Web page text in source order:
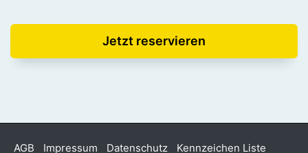
Jetzt reservieren
AGB Impressum Datenschutz Kennzeichen Liste